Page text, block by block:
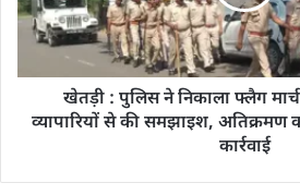
खेतड़ी : पुलिस ने निकाला फ्लैग
व्यापारियों से की समझाइश, अतिक्रमण
कार्रवाई